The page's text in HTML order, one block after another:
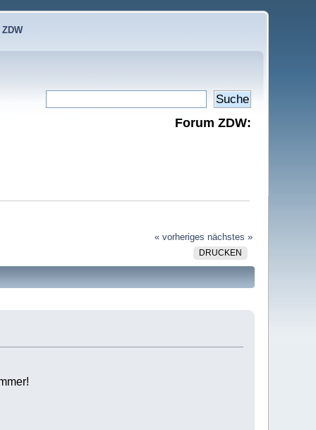
Forum ZDW:
« vorheriges nächstes »
DRUCKEN